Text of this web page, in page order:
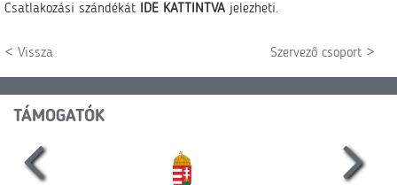
Csatlakozási szándékát IDE KATTINTVA jelezheti.
< Vissza Szervező csoport >
TÁMOGATÓK